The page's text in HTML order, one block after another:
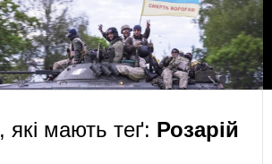
які мають теґ: Розарій